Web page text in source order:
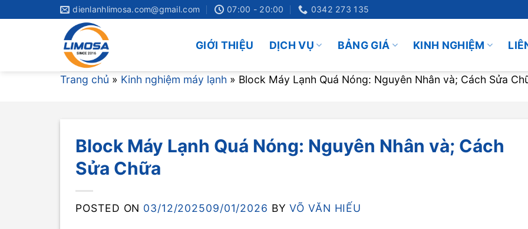
dienlanhlimosa.com@gmail.com 07:00 - 20:00 0342 273 135
GIỚI THIỆU DỊCH VỤ BẢNG GIÁ KINH NGHIỆM
Trang chủ » Kinh nghiệm máy lạnh » Block Máy Lạnh Quá Nóng: Nguyên Nhân và; Cách Sửa
Block Máy Lạnh Quá Nóng: Nguyên Nhân và; Cách
Sửa Chữa
POSTED ON 03/12/202509/01/2026 BYVÕ VĂN HIẾU